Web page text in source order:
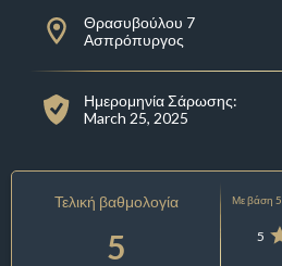
Θρασυβούλου 7
Ασπρόπυργος
Ημερομηνία Σάρωσης:
March 25, 2025
Τελική βαθμολογία
5
Με βάση 5
5